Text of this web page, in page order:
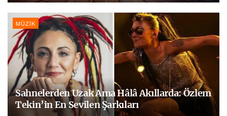
MÜZIK
Sahnelerden Uzak Ama Hâlâ Akıllarda: Özlem
Tekin’in En Sevilen Şarkıları